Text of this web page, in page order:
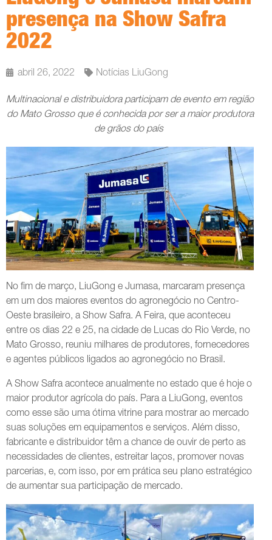
presença na Show Safra
2022
abril 26, 2022 Notícias LiuGong
Multinacional e distribuidora participam de evento em região
do Mato Grosso que é conhecida por ser a maior produtora
de grãos do país
No fim de março, LiuGong e Jumasa, marcaram presença
em um dos maiores eventos do agronegócio no Centro-
Oeste brasileiro, a Show Safra. A Feira, que aconteceu
entre os dias 22 e 25, na cidade de Lucas do Rio Verde, no
Mato Grosso, reuniu milhares de produtores, fornecedores
e agentes públicos ligados ao agronegócio no Brasil.
A Show Safra acontece anualmente no estado que é hoje o
maior produtor agrícola do país. Para a LiuGong, eventos
como esse são uma ótima vitrine para mostrar ao mercado
suas soluções em equipamentos e serviços. Além disso,
fabricante e distribuidor têm a chance de ouvir de perto as
necessidades de clientes, estreitar laços, promover novas
parcerias, e, com isso, por em prática seu plano estratégico
de aumentar sua participação de mercado.